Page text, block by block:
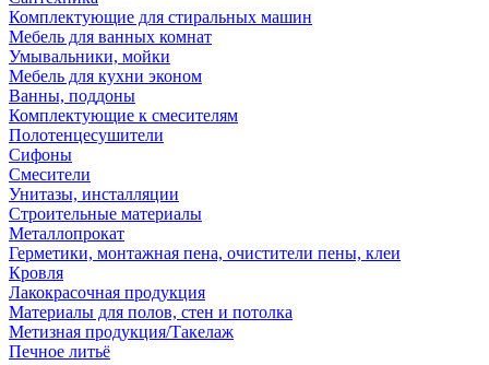
Комплектующие для стиральных машин
Мебель для ванных комнат
Умывальники, мойки
Мебель для кухни эконом
Ванны, поддоны
Комплектующие к смесителям
Полотенцесушители
Сифоны
Смесители
Унитазы, инсталляции
Строительные материалы
Металлопрокат
Герметики, монтажная пена, очистители пены, клеи
Кровля
Лакокрасочная продукция
Материалы для полов, стен и потолка
Метизная продукция/Такелаж
Печное литьё